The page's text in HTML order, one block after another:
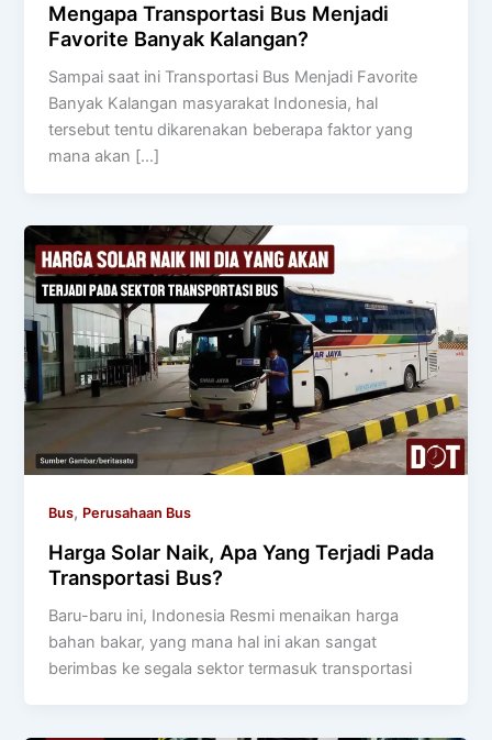
Mengapa Transportasi Bus Menjadi
Favorite Banyak Kalangan?
Sampai saat ini Transportasi Bus Menjadi Favorite
Banyak Kalangan masyarakat Indonesia, hal
tersebut tentu dikarenakan beberapa faktor yang
mana akan […]
Bus, Perusahaan Bus
Harga Solar Naik, Apa Yang Terjadi Pada
Transportasi Bus?
Baru-baru ini, Indonesia Resmi menaikan harga
bahan bakar, yang mana hal ini akan sangat
berimbas ke segala sektor termasuk transportasi